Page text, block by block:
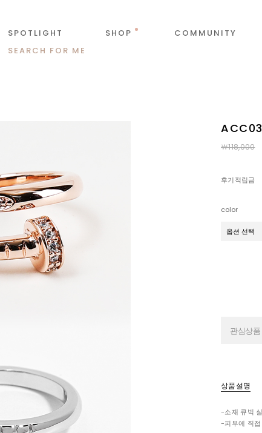
SPOTLIGHT SHOP
COMMUNITY
SEARCH FOR ME
￦118,000
후기적립금
color
관심상품
상품설명
-소재 큐빅
-피부에 직접